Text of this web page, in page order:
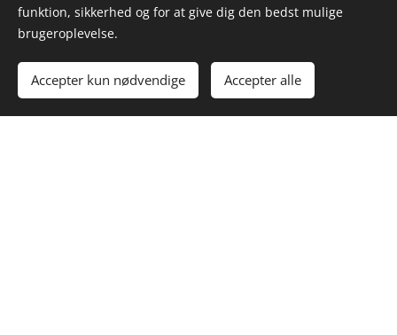
Birger Engell
funktion, sikkerhed og for at give dig den bedst mulige
brugeroplevelse.
Accepter kun nødvendige Accepter alle